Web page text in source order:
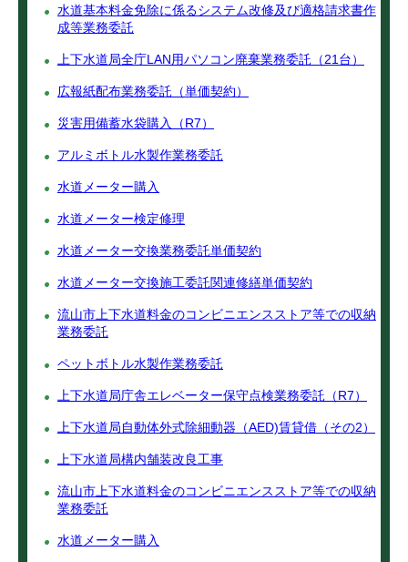
水道基本料金免除に係るシステム改修及び適格請求書作
成等業務委託
上下水道局全庁LAN用パソコン廃棄業務委託（21台）
広報紙配布業務委託（単価契約）
災害用備蓄水袋購入（R7）
アルミボトル水製作業務委託
水道メーター購入
水道メーター検定修理
水道メーター交換業務委託単価契約
水道メーター交換施工委託関連修繕単価契約
流山市上下水道料金のコンビニエンスストア等での収納
業務委託
ペットボトル水製作業務委託
上下水道局庁舎エレベーター保守点検業務委託（R7）
上下水道局自動体外式除細動器（AED)賃貸借（その2）
上下水道局構内舗装改良工事
流山市上下水道料金のコンビニエンスストア等での収納
業務委託
水道メーター購入